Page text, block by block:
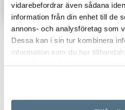
vidarebefordrar även sådana
information från din enhet till de
annons- och analysföretag som
Dessa kan i sin tur kombinera
information som du har
samlat in när du har använt
PUBLICERAD 2012-02-10